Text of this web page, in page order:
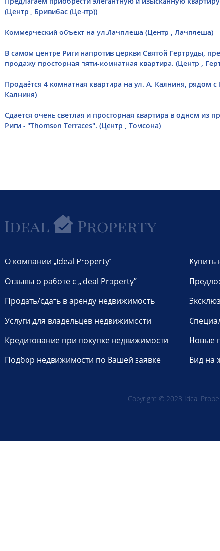
(Центр , Бривибас (Центр))
Коммерческий объект на ул.Лачплеша (Центр , Лачплеша)
В самом центре Риги напротив церкви Святой Гертруды,
продажу просторная пяти-комнатная квартирa. (Центр ,
Продаётся 4 комнатная квартира на ул. А. Калниня, рядом
Калниня)
Сдается очень светлая и просторная квартира в одном из
Риги - "Thomson Terraces". (Центр , Томсона)
О компании „Ideal Property”
Отзывы о работе с „Ideal Property”
Продать/сдать в аренду недвижимость
Услуги для владельцев недвижимости
Кредитование при покупке недвижимости
Подбор недвижимости по Вашей заявке
Купить
Новые
Вид на
Copyright © 2023 Ideal